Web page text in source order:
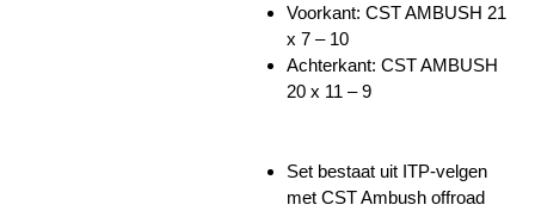
Voorkant: CST AMBUSH 21
x 7 – 10
Achterkant: CST AMBUSH
20 x 11 – 9
Set bestaat uit ITP-velgen
met CST Ambush offroad